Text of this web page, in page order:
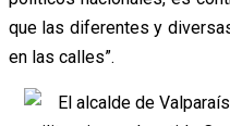
que las diferentes y
en las calles”.